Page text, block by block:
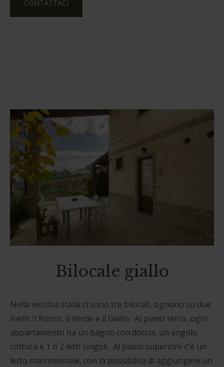
CONTATTACI
Bilocale giallo
Nella vecchia stalla ci sono tre bilocali, ognuno su due
livelli: Il Rosso, il Verde e il Giallo. Al piano terra, ogni
appartamento ha un bagno con doccia, un angolo
cottura e 1 o 2 letti singoli. Al piano superiore c'è un
letto matrimoniale, con la possibilità di aggiungere un